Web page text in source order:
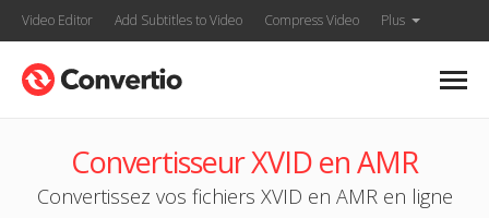
Video Editor Add Subtitles to Video Compress Video Plus
Convertisseur XVID en AMR
Convertissez vos fichiers XVID en AMR en ligne